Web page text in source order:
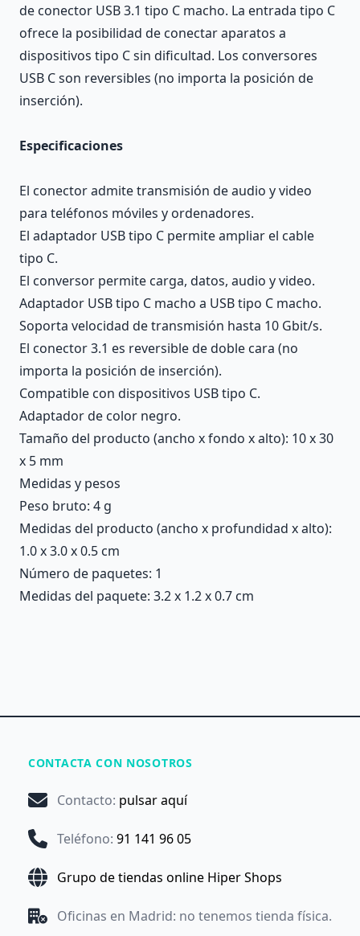
de conector USB 3.1 tipo C macho. La entrada tipo C
ofrece la posibilidad de conectar aparatos a
dispositivos tipo C sin dificultad. Los conversores
USB C son reversibles (no importa la posición de
inserción).
Especificaciones
El conector admite transmisión de audio y video
para teléfonos móviles y ordenadores.
El adaptador USB tipo C permite ampliar el cable
tipo C.
El conversor permite carga, datos, audio y video.
Adaptador USB tipo C macho a USB tipo C macho.
Soporta velocidad de transmisión hasta 10 Gbit/s.
El conector 3.1 es reversible de doble cara (no
importa la posición de inserción).
Compatible con dispositivos USB tipo C.
Adaptador de color negro.
Tamaño del producto (ancho x fondo x alto): 10 x 30
x 5 mm
Medidas y pesos
Peso bruto: 4 g
Medidas del producto (ancho x profundidad x alto):
1.0 x 3.0 x 0.5 cm
Número de paquetes: 1
Medidas del paquete: 3.2 x 1.2 x 0.7 cm
CONTACTA CON NOSOTROS
Contacto: pulsar aquí
Teléfono: 91 141 96 05
Grupo de tiendas online Hiper Shops
Oficinas en Madrid: no tenemos tienda física.